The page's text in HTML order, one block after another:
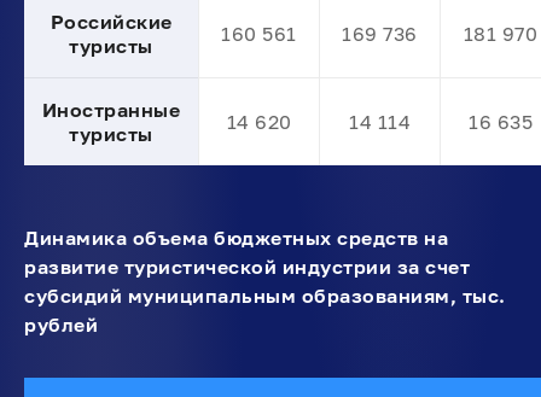
Российские
туристы
160 561 169 736 181 970
Иностранные
туристы
14 620 14 114 16 635
Динамика объема бюджетных средств на
развитие туристической индустрии за счет
субсидий муниципальным образованиям, тыс.
рублей